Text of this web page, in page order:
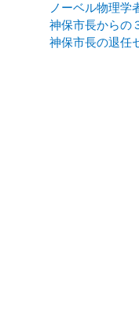
ノーベル物理学
神保市長からの
神保市長の退任